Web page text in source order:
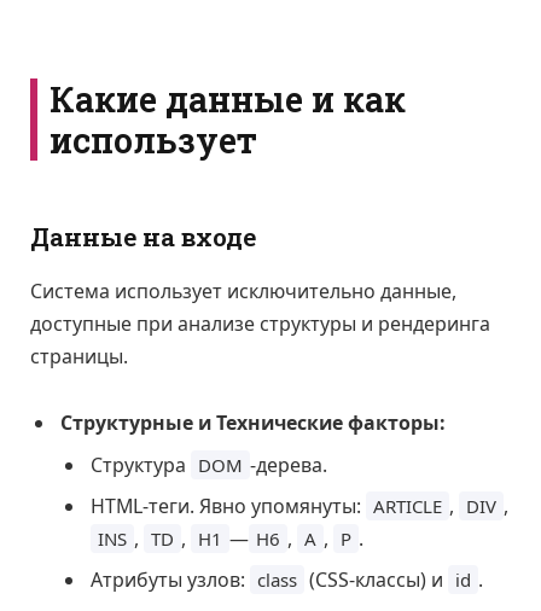
Какие данные и как
использует
Данные на входе
Система использует исключительно данные,
доступные при анализе структуры и рендеринга
страницы.
Структурные и Технические факторы:
Структура DOM -дерева.
HTML-теги. Явно упомянуты: ARTICLE , DIV ,
INS , TD , H1 — H6 , A , P .
Атрибуты узлов: class (CSS-классы) и id .